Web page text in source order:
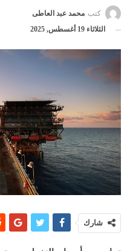
كتب محمد عبد العاطى
الثلاثاء 19 أغسطس, 2025
شارك